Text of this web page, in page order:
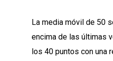
La media móvil de 50
encima de las últimas
los 40 puntos con una